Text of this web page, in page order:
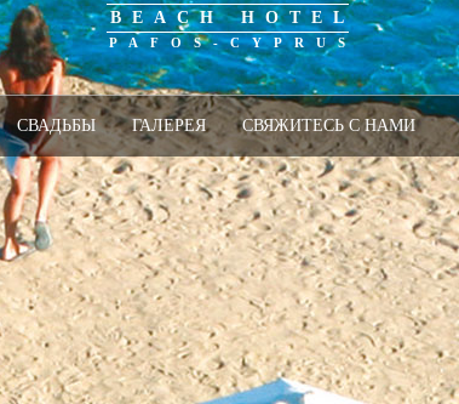
BEACH HOTEL
PAFOS-CYPRUS
СВАДЬБЫ ГАЛЕРЕЯ СВЯЖИТЕСЬ С НАМИ